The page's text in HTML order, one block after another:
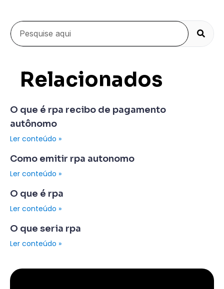
Relacionados
O que é rpa recibo de pagamento
autônomo
Ler conteúdo »
Como emitir rpa autonomo
Ler conteúdo »
O que é rpa
Ler conteúdo »
O que seria rpa
Ler conteúdo »